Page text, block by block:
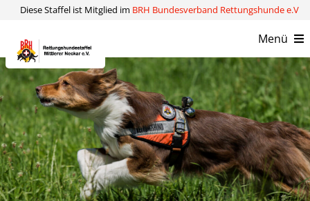
Zum
springen
Diese Staffel ist Mitglied im BRH Bundesverband Rettungshunde e.V
Menü
Verein
Kompetenzen
Aktuelles
Kontakt